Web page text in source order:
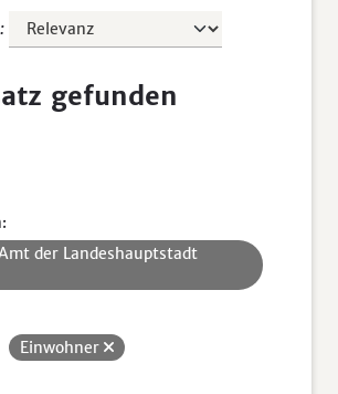
gefunden
der Landeshauptstadt
Einwohner